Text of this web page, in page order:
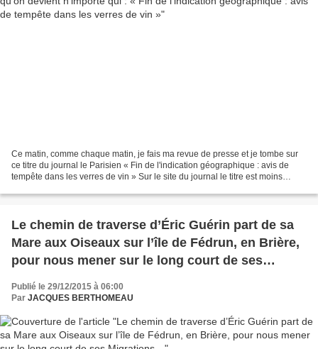
Ce matin, comme chaque matin, je fais ma revue de presse et je tombe sur
ce titre du journal le Parisien « Fin de l'indication géographique : avis de
tempête dans les verres de vin » Sur le site du journal le titre est moins
Le chemin de traverse d’Éric Guérin part de sa
Mare aux Oiseaux sur l’île de Fédrun, en Brière,
pour nous mener sur le long court de ses
Publié le 29/12/2015 à 06:00
Par JACQUES BERTHOMEAU